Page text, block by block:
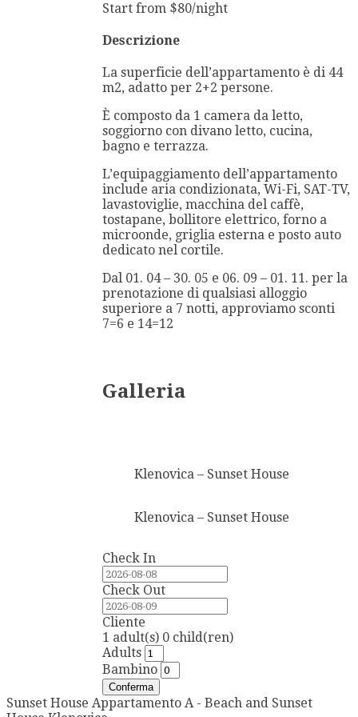
Start from $80/night
Descrizione
La superficie dell’appartamento è di 44
m2, adatto per 2+2 persone.
È composto da 1 camera da letto,
soggiorno con divano letto, cucina,
bagno e terrazza.
L’equipaggiamento dell’appartamento
include aria condizionata, Wi-Fi, SAT-TV,
lavastoviglie, macchina del caffè,
tostapane, bollitore elettrico, forno a
microonde, griglia esterna e posto auto
dedicato nel cortile.
Dal 01. 04 – 30. 05 e 06. 09 – 01. 11. per la
prenotazione di qualsiasi alloggio
superiore a 7 notti, approviamo sconti
7=6 e 14=12
Galleria
Klenovica – Sunset House
Klenovica – Sunset House
Check In
Check Out
Cliente
1 adult(s) 0 child(ren)
Adults
Bambino
Conferma
Sunset House Appartamento A - Beach and Sunset